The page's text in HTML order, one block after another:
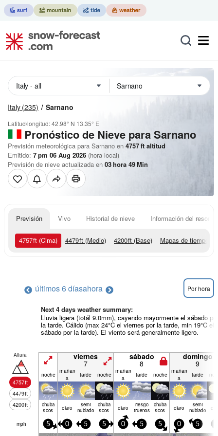
Italy (235) Sarnano
Latitud/longitud:42.98° N 13.35° E
Pronóstico de Nieve para Sarnano
Previsión meteorológica para Sarnano en 4757ft altitud
Emitido: 7 pm 06 Aug 2026 (hora local)
Previsión de nieve actualizada en 03hora 49Min
Previsión Vivo Historial de nieve Información del resort
4757ft (Cima) 4479ft (Medio) 4200ft (Base) Mapas de tiempo
últimos 6 díasahora Por hora
Next 4 days weather summary:
Lluvia ligera (totál 9.0mm), cayendo mayormente el sábado por
la tarde. Cálido (max 24°C el viernes por la tarde, min 19°C el
sábado por la tarde). El viento será generalmente ligero.
Altura
4757ft
4479ft
4200ft
viernes
7
sábado
8
domingo
9
noche mañan
a
tarde noche mañan
a
tarde noche mañan
a
tarde
chuba
scos claro semi
nublado
chuba
scos claro riesgo
truenos
chuba
scos claro semi
nublado
mph 5 0 5 5 0 5 5 0 5